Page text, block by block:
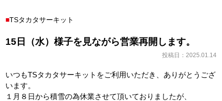
TSタカタサーキット
15日（水）様子を見ながら営業再開します。
投稿日：2025.01.14
いつもTSタカタサーキットをご利用いただき、ありがとうござ
います。
１月８日から積雪の為休業させて頂いておりましたが、